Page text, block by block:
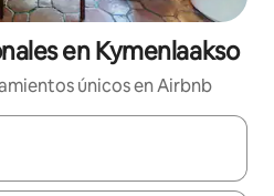
en Kymenlaakso
únicos en Airbnb
disponibles, navega con las